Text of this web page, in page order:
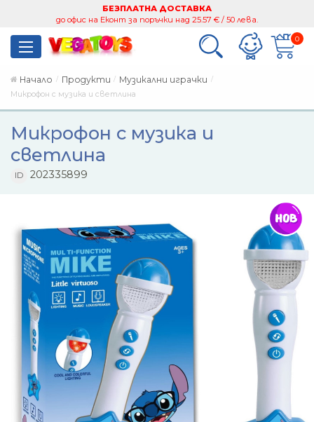
БЕЗПЛАТНА ДОСТАВКА
до офис на Еконт за поръчки над 25.57 € / 50 лева.
0
Начало Продукти Музикални играчки
Микрофон с музика и светлина
Микрофон с музика и
светлина
ID 202335899